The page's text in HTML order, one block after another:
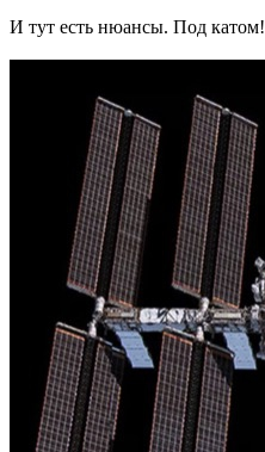
И тут есть нюансы. Под катом!